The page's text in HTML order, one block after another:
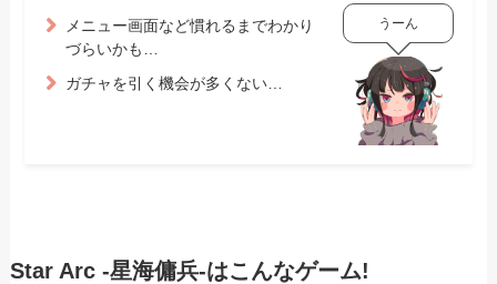
メニュー画面など慣れるまでわかり
づらいかも…
ガチャを引く機会が多くない…
うーん
Star Arc -星海傭兵-はこんなゲーム!